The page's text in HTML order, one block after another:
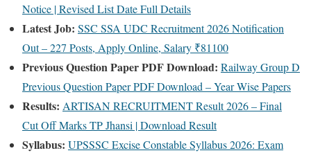
Notice | Revised List Date Full Details
Latest Job: SSC SSA UDC Recruitment 2026 Notification
Out – 227 Posts, Apply Online, Salary ₹81100
Previous Question Paper PDF Download: Railway Group D
Previous Question Paper PDF Download – Year Wise Papers
Results: ARTISAN RECRUITMENT Result 2026 – Final
Cut Off Marks TP Jhansi | Download Result
Syllabus: UPSSSC Excise Constable Syllabus 2026: Exam